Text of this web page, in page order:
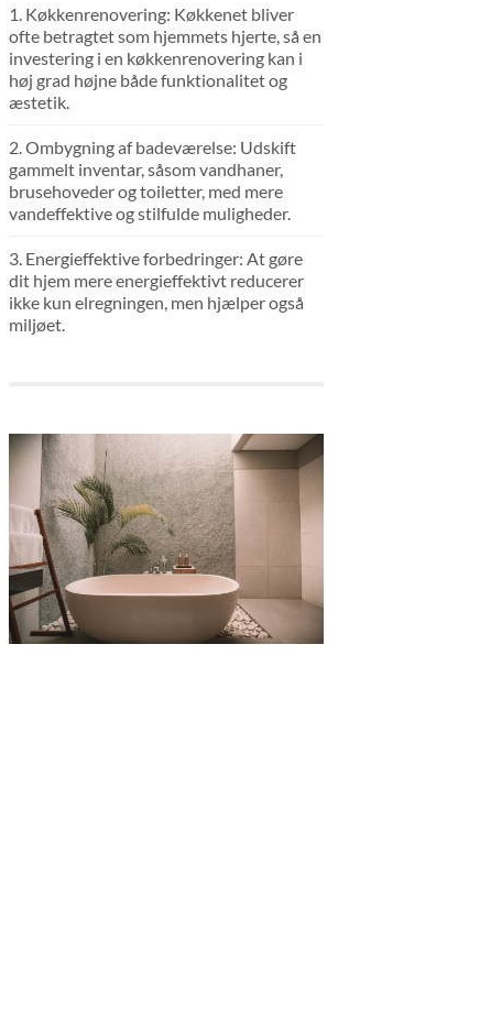
1. Køkkenrenovering: Køkkenet bliver
ofte betragtet som hjemmets hjerte, så en
investering i en køkkenrenovering kan i
høj grad højne både funktionalitet og
æstetik.
2. Ombygning af badeværelse: Udskift
gammelt inventar, såsom vandhaner,
brusehoveder og toiletter, med mere
vandeffektive og stilfulde muligheder.
3. Energieffektive forbedringer: At gøre
dit hjem mere energieffektivt reducerer
ikke kun elregningen, men hjælper også
miljøet.